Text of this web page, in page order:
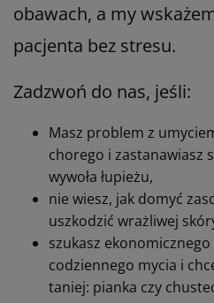
obawach, a my
pacjenta bez stresu.
Zadzwoń do nas, jeśli:
Masz problem z
chorego i zastanawiasz
wywoła łupieżu,
nie wiesz, jak domyć
uszkodzić wrażliwej
szukasz
codziennego mycia i
taniej: pianka czy